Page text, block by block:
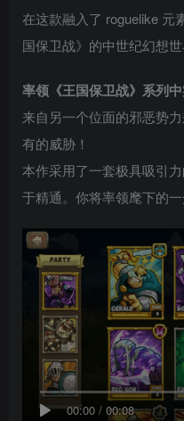
在这款融入了 roguelike 元
国保卫战》的中世纪幻想
率领《王国保卫战》系列
来自另一个位面的邪恶势
有的威胁！
本作采用了一套极具吸引
于精通。你将率领麾下的一
00:00 / 00:08